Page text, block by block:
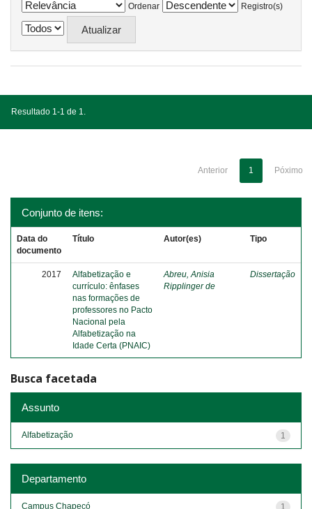
Ordenar
Registro(s)
Resultado 1-1 de 1.
Anterior 1 Póximo
Conjunto de itens:
Data do
documento
Título Autor(es) Tipo
2017
Alfabetização e
currículo: ênfases
nas formações de
professores no Pacto
Nacional pela
Alfabetização na
Idade Certa (PNAIC)
Abreu, Anisia
Ripplinger de
Dissertação
Busca facetada
Assunto
1
Alfabetização
Departamento
1
Campus Chapecó